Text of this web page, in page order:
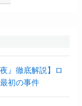
』徹底解説】ロ
初の事件